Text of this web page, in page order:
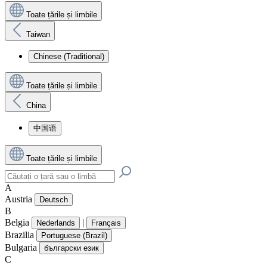
Toate țările și limbile
Taiwan
Chinese (Traditional)
Toate țările și limbile
China
中国语
Toate țările și limbile
A
Austria
Deutsch
B
Belgia
Nederlands | Français
Brazilia Portuguese (Brazil)
Bulgaria български език
C